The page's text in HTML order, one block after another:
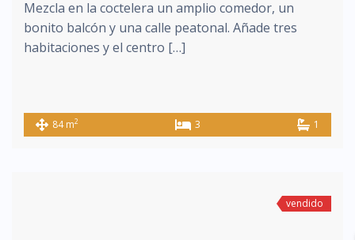
Mezcla en la coctelera un amplio comedor, un
bonito balcón y una calle peatonal. Añade tres
habitaciones y el centro […]
84 m2 3 1
vendido